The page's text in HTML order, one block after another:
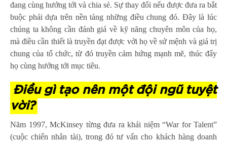
đang cùng hướng tới và chia sẻ. Sự thay đổi nếu được đưa ra bắt
buộc phải dựa trên nền tảng những điều chung đó. Đây là lúc
chúng ta không cần đánh giá về kỹ năng chuyên môn của họ,
mà điều cần thiết là truyền đạt được với họ về sứ mệnh và giá trị
chung của tổ chức, từ đó truyền cảm hứng mạnh mẽ, thúc đẩy
họ cùng hướng tới mục tiêu.
Điều gì tạo nên một đội ngũ tuyệt
vời?
Năm 1997, McKinsey từng đưa ra khái niệm “War for Talent”
(cuộc chiến nhân tài), trong đó tư vấn cho khách hàng doanh